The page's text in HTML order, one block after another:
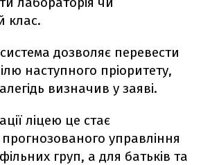
клас.
дозволяє перевести
наступного пріоритету,
визначив у заяві.
ліцею це стає
прогнозованого управління
груп, а для батьків та